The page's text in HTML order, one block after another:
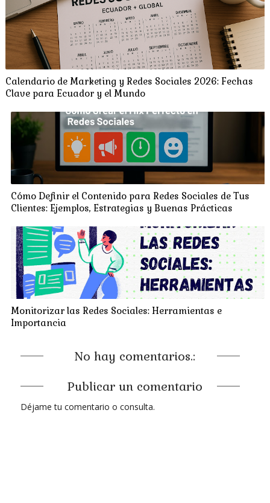
Calendario de Marketing y Redes Sociales 2026: Fechas
Clave para Ecuador y el Mundo
Cómo Definir el Contenido para Redes Sociales de Tus
Clientes: Ejemplos, Estrategias y Buenas Prácticas
Monitorizar las Redes Sociales: Herramientas e
Importancia
No hay comentarios.:
Publicar un comentario
Déjame tu comentario o consulta.